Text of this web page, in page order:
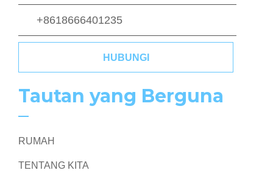
+8618666401235
HUBUNGI
Tautan yang Berguna
RUMAH
TENTANG KITA